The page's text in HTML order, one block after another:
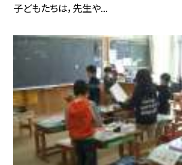
子どもたちは，先生や...